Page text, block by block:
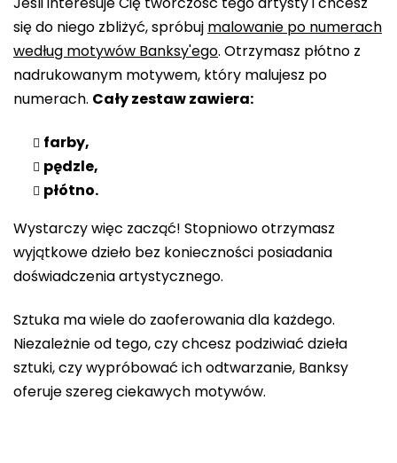
się do niego zbliżyć, spróbuj malowanie po numerach
według motywów Banksy'ego. Otrzymasz płótno z
nadrukowanym motywem, który malujesz po
numerach. Cały zestaw zawiera:
farby,
pędzle,
płótno.
Wystarczy więc zacząć! Stopniowo otrzymasz
wyjątkowe dzieło bez konieczności posiadania
doświadczenia artystycznego.
Sztuka ma wiele do zaoferowania dla każdego.
Niezależnie od tego, czy chcesz podziwiać dzieła
sztuki, czy wypróbować ich odtwarzanie, Banksy
oferuje szereg ciekawych motywów.